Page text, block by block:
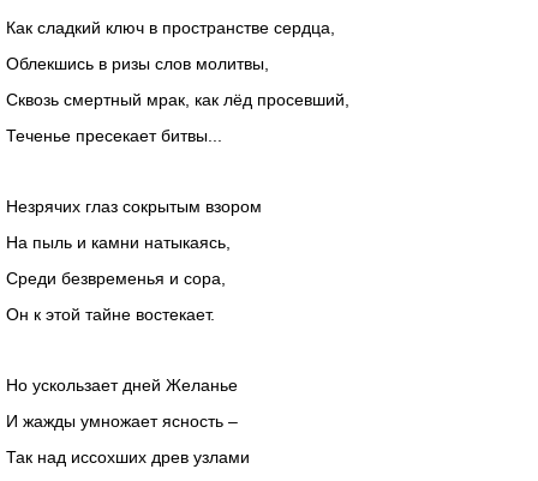
Как сладкий ключ в пространстве сердца,
Облекшись в ризы слов молитвы,
Сквозь смертный мрак, как лёд просевший,
Теченье пресекает битвы...
Незрячих глаз сокрытым взором
На пыль и камни натыкаясь,
Среди безвременья и сора,
Он к этой тайне востекает.
Но ускользает дней Желанье
И жажды умножает ясность –
Так над иссохших древ узлами